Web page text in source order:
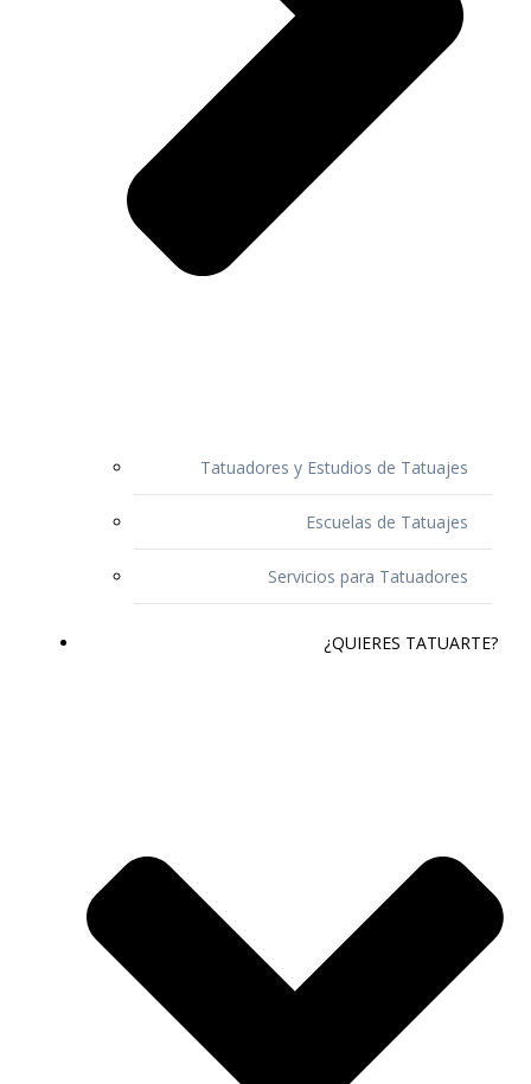
Tatuadores y Estudios de Tatuajes
Escuelas de Tatuajes
Servicios para Tatuadores
¿QUIERES TATUARTE?